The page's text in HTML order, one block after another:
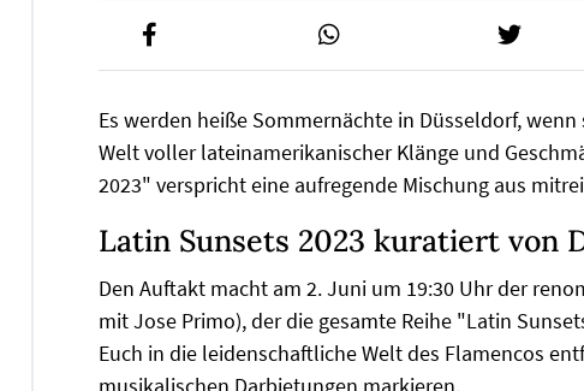
Es werden heiße Sommernächte in Düsseldorf,
Welt voller lateinamerikanischer Klänge und
2023" verspricht eine aufregende Mischung aus
Latin Sunsets 2023 kuratiert von
Den Auftakt macht am 2. Juni um 19:30 Uhr der
mit Jose Primo), der die gesamte Reihe "Latin
Euch in die leidenschaftliche Welt des Flamencos